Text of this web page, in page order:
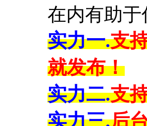
在内有助
实力一.支
就发布！
实力二.支
实力三.后